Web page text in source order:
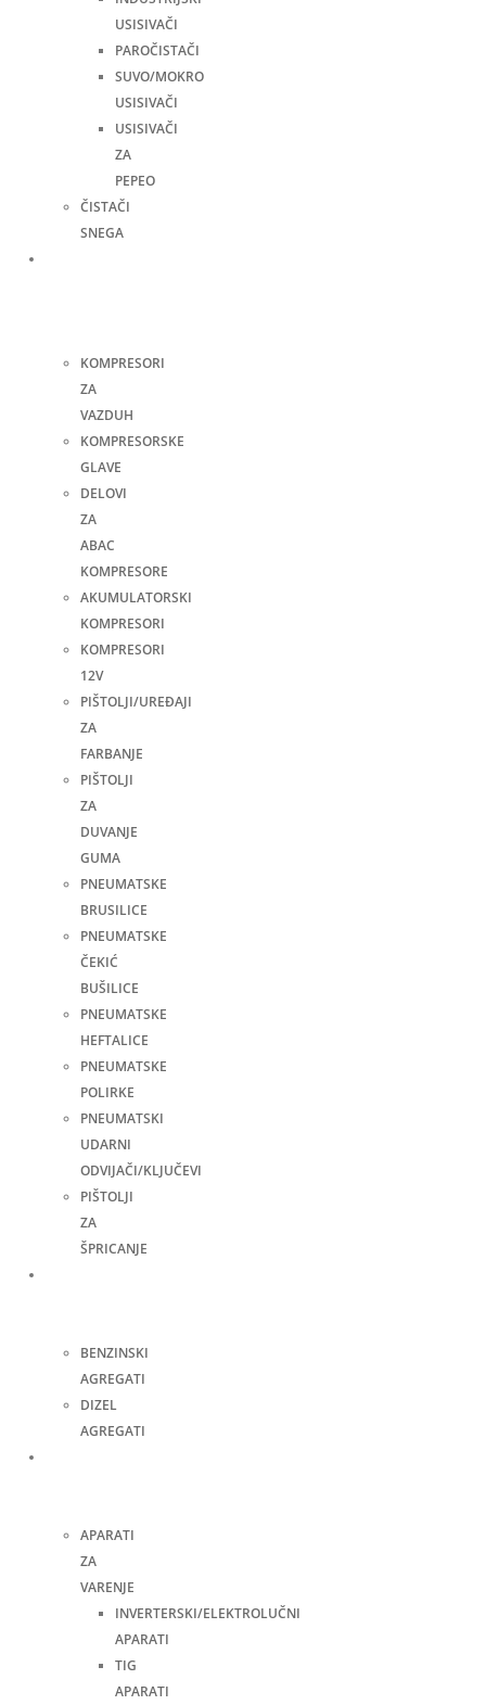
USISIVAČI
PAROČISTAČI
SUVO/MOKRO
USISIVAČI
USISIVAČI
ZA
PEPEO
ČISTAČI
SNEGA
KOMPRESORI
ZA
VAZDUH
KOMPRESORSKE
GLAVE
DELOVI
ZA
ABAC
KOMPRESORE
AKUMULATORSKI
KOMPRESORI
KOMPRESORI
12V
PIŠTOLJI/UREĐAJI
ZA
FARBANJE
PIŠTOLJI
ZA
DUVANJE
GUMA
PNEUMATSKE
BRUSILICE
PNEUMATSKE
ČEKIĆ
BUŠILICE
PNEUMATSKE
HEFTALICE
PNEUMATSKE
POLIRKE
PNEUMATSKI
UDARNI
ODVIJAČI/KLJUČEVI
PIŠTOLJI
ZA
ŠPRICANJE
BENZINSKI
AGREGATI
DIZEL
AGREGATI
APARATI
ZA
VARENJE
INVERTERSKI/ELEKTROLUČNI
APARATI
TIG
APARATI